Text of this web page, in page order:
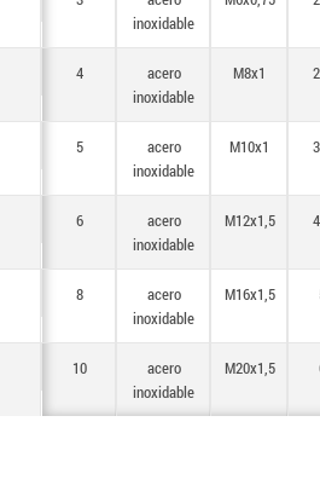
inoxidable
4
acero
inoxidable
M8x1
5
acero
inoxidable
M10x1
6
acero
inoxidable
M12x1,5
8
acero
inoxidable
M16x1,5
10
acero
inoxidable
M20x1,5